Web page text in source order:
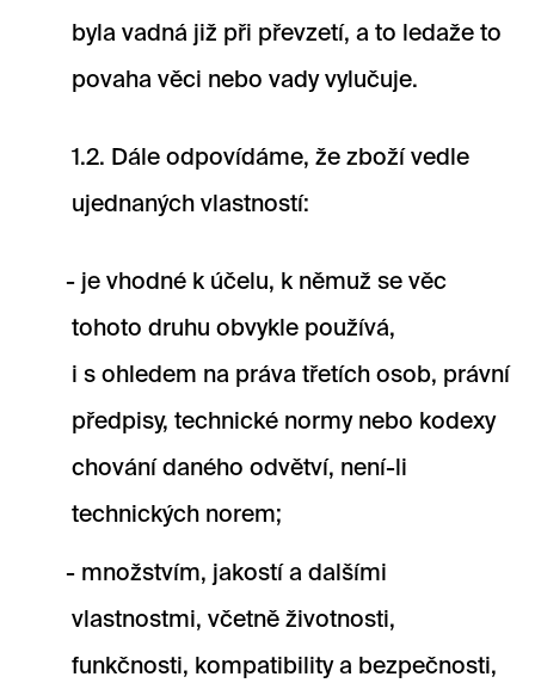
byla vadná již při převzetí, a to ledaže to
povaha věci nebo vady vylučuje.
1.2. Dále odpovídáme, že zboží vedle
ujednaných vlastností:
je vhodné k účelu, k němuž se věc
tohoto druhu obvykle používá,
i s ohledem na práva třetích osob, právní
předpisy, technické normy nebo kodexy
chování daného odvětví, není-li
technických norem;
množstvím, jakostí a dalšími
vlastnostmi, včetně životnosti,
funkčnosti, kompatibility a bezpečnosti,